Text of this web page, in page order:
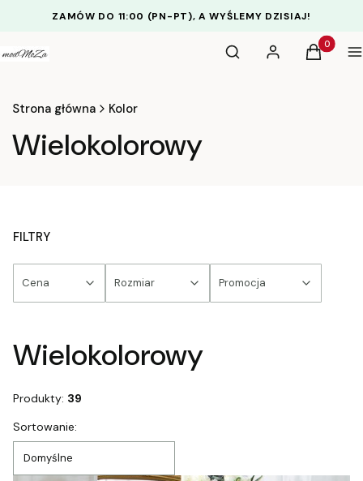
ZAMÓW DO 11:00 (PN-PT), A WYŚLEMY DZISIAJ!
Otwórz wyszukiwarkę
Szukaj Zaloguj sięProdukty
Koszyk
Strona główna Kolor
Wielokolorowy
FILTRY
Cena Rozmiar Promocja
Wielokolorowy
Produkty: 39
Lista produktów
Sortowanie:
Domyślne